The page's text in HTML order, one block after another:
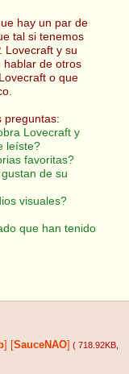
hay un par de
tal si tenemos
Lovecraft y su
hablar de otros
o que
preguntas:
Lovecraft y
leíste?
favoritas?
de su
visuales?
que han tenido
SauceNAO ( 718.92KB